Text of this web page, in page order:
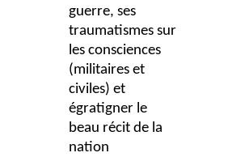
guerre, ses
traumatismes sur
les consciences
(militaires et
civiles) et
égratigner le
beau récit de la
nation